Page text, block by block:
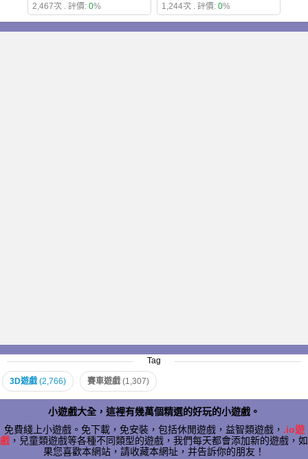
2,467次 . 評價: 0% 1,244次 . 評價: 0%
Tag
3D遊戲 (2,766) 賽車遊戲 (1,307)
小遊戲大全，這裡有幾萬個精選的好玩的小遊戲。
免費綫上小遊戲。免下載，免安裝，包括休閒遊戲，益智類遊戲， .io遊
戲 ，兒童類遊戲等各種不同類型的遊戲，我們每天都會添加新的遊戲，如
果您喜歡本網站，請收藏本網址，并告訴你的朋友！